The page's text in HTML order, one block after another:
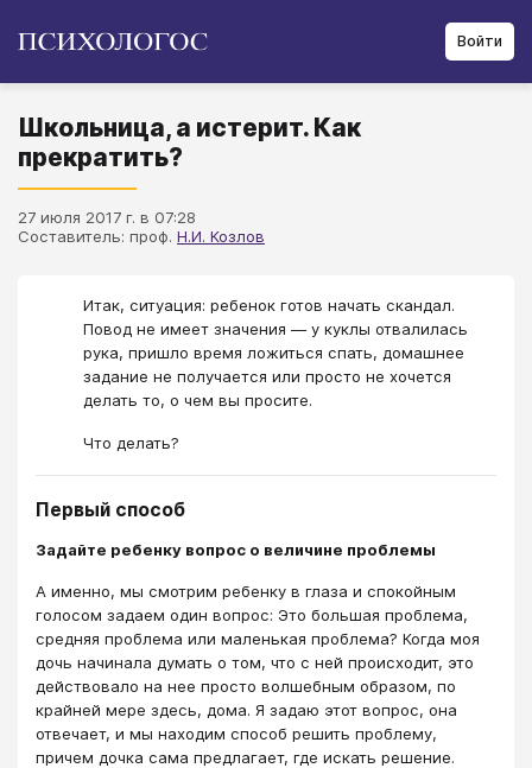
Войти
Школьница, а истерит. Как
прекратить?
27 июля 2017 г. в 07:28
Составитель: проф. Н.И. Козлов
Итак, ситуация: ребенок готов начать скандал.
Повод не имеет значения — у куклы отвалилась
рука, пришло время ложиться спать, домашнее
задание не получается или просто не хочется
делать то, о чем вы просите.
Что делать?
Первый способ
Задайте ребенку вопрос о величине проблемы
А именно, мы смотрим ребенку в глаза и спокойным
голосом задаем один вопрос: Это большая проблема,
средняя проблема или маленькая проблема? Когда моя
дочь начинала думать о том, что с ней происходит, это
действовало на нее просто волшебным образом, по
крайней мере здесь, дома. Я задаю этот вопрос, она
отвечает, и мы находим способ решить проблему,
причем дочка сама предлагает, где искать решение.